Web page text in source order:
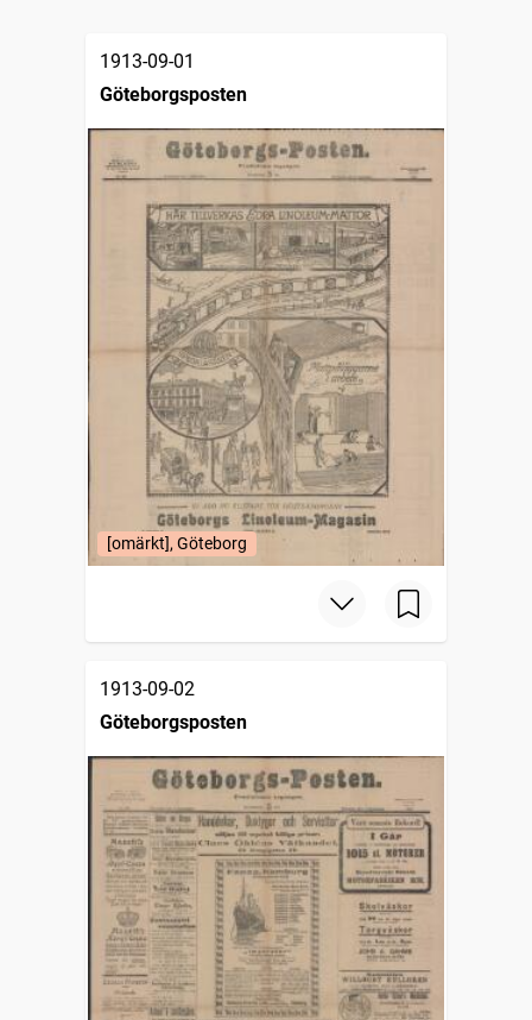
1913-09-01
Göteborgsposten
[omärkt], Göteborg
1913-09-02
Göteborgsposten